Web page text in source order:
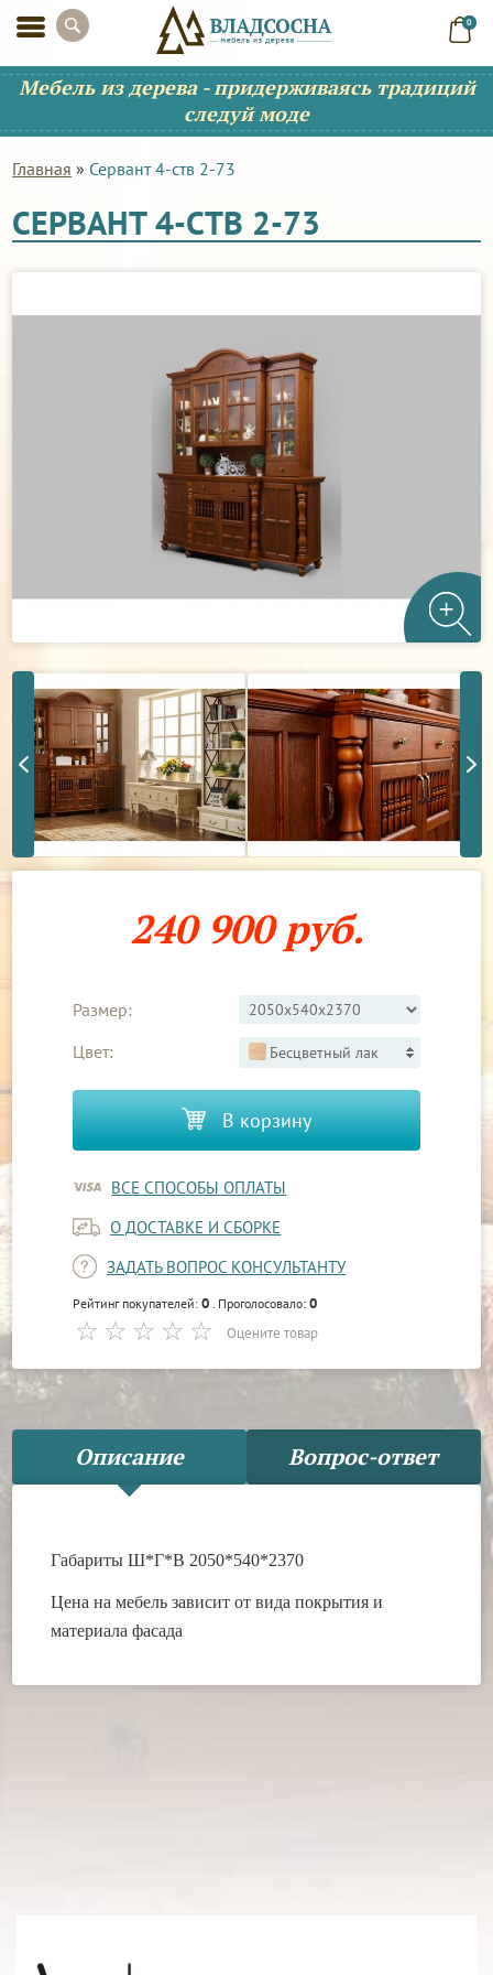
0
Мебель из дерева - придерживаясь традиций
следуй моде
Главная » Сервант 4-ств 2-73
СЕРВАНТ 4-СТВ 2-73
240 900 руб.
Размер:
Цвет:
Бесцветный лак
В корзину
ВСЕ СПОСОБЫ ОПЛАТЫ
О ДОСТАВКЕ И СБОРКЕ
ЗАДАТЬ ВОПРОС КОНСУЛЬТАНТУ
Рейтинг покупателей:0 . Проголосовало:0
Оцените товар
Описание Вопрос-ответ
Габариты Ш*Г*В 2050*540*2370
Цена на мебель зависит от вида покрытия и
материала фасада